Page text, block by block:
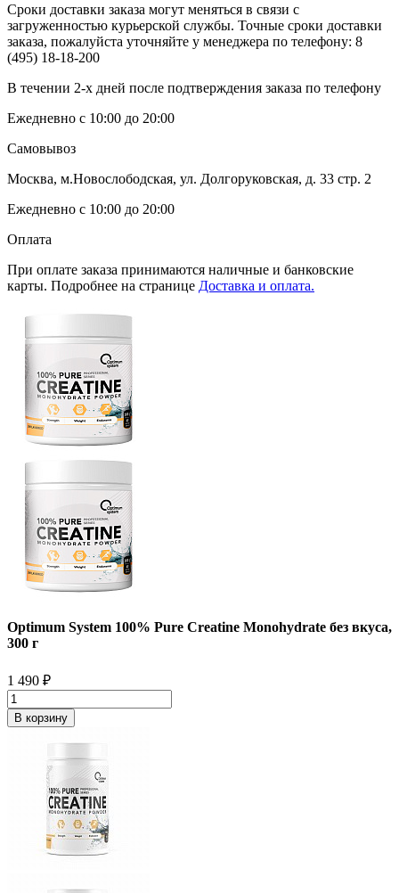
Сроки доставки заказа могут меняться в связи с
загруженностью курьерской службы. Точные сроки доставки
заказа, пожалуйста уточняйте у менеджера по телефону: 8
(495) 18-18-200
В течении 2-х дней после подтверждения заказа по телефону
Ежедневно с 10:00 до 20:00
Самовывоз
Москва, м.Новослободская, ул. Долгоруковская, д. 33 стр. 2
Ежедневно с 10:00 до 20:00
Оплата
При оплате заказа принимаются наличные и банковские
карты. Подробнее на странице Доставка и оплата.
Optimum System 100% Pure Creatine Monohydrate без вкуса,
300 г
1 490 ₽
В корзину